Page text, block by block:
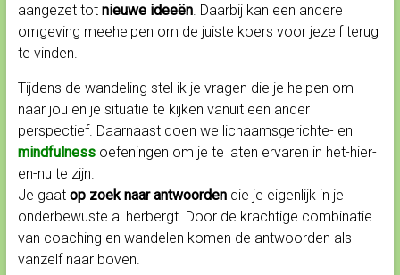
aangezet tot nieuwe ideeën. Daarbij kan een andere
omgeving meehelpen om de juiste koers voor jezelf terug
te vinden.
Tijdens de wandeling stel ik je vragen die je helpen om
naar jou en je situatie te kijken vanuit een ander
perspectief. Daarnaast doen we lichaamsgerichte- en
mindfulnessoefeningen om je te laten ervaren in het-hier-
en-nu te zijn.
Je gaat op zoek naar antwoordendie je eigenlijk in je
onderbewuste al herbergt. Door de krachtige combinatie
van coaching en wandelen komen de antwoorden als
vanzelf naar boven.